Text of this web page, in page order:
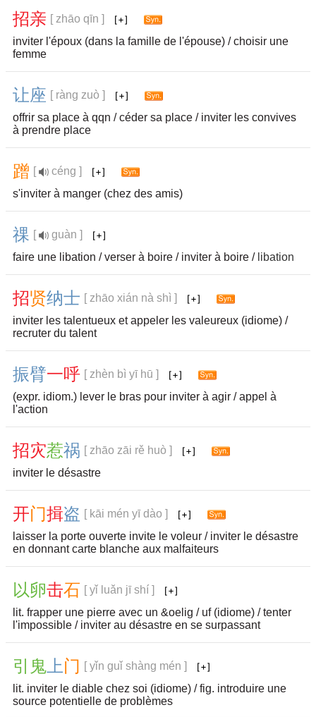
招亲 [ zhāo qīn ]
inviter l'époux (dans la famille de l'épouse) / choisir une
femme
让座 [ ràng zuò ]
offrir sa place à qqn / céder sa place / inviter les convives
à prendre place
蹭 [
céng ]
s'inviter à manger (chez des amis)
祼 [
guàn ]
faire une libation / verser à boire / inviter à boire / libation
招贤纳士 [ zhāo xián nà shì ]
inviter les talentueux et appeler les valeureux (idiome) /
recruter du talent
振臂一呼 [ zhèn bì yī hū ]
(expr. idiom.) lever le bras pour inviter à agir / appel à
l'action
招灾惹祸 [ zhāo zāi rě huò ]
inviter le désastre
开门揖盗 [ kāi mén yī dào ]
laisser la porte ouverte invite le voleur / inviter le désastre
en donnant carte blanche aux malfaiteurs
以卵击石 [ yǐ luǎn jī shí ]
lit. frapper une pierre avec un &oelig / uf (idiome) / tenter
l'impossible / inviter au désastre en se surpassant
引 鬼 上门 [ yǐn guǐ shàng mén ]
lit. inviter le diable chez soi (idiome) / fig. introduire une
source potentielle de problèmes